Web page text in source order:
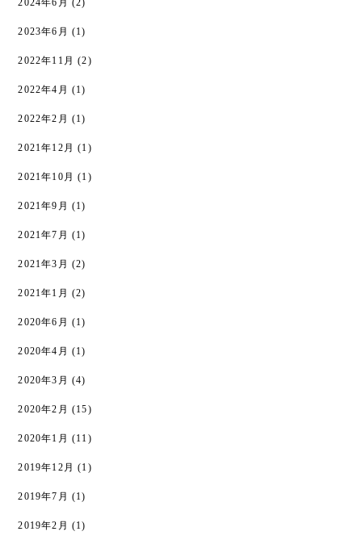
2024年6月 (2)
2023年6月 (1)
2022年11月 (2)
2022年4月 (1)
2022年2月 (1)
2021年12月 (1)
2021年10月 (1)
2021年9月 (1)
2021年7月 (1)
2021年3月 (2)
2021年1月 (2)
2020年6月 (1)
2020年4月 (1)
2020年3月 (4)
2020年2月 (15)
2020年1月 (11)
2019年12月 (1)
2019年7月 (1)
2019年2月 (1)